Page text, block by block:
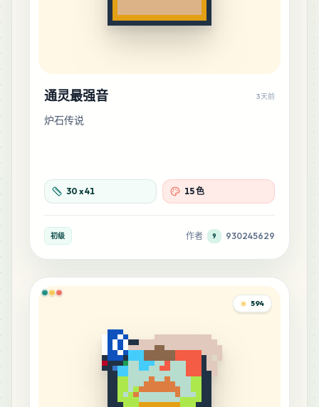
通灵最强音 3天前
炉石传说
30 x41 15 色
初级 作者 9 930245629
594